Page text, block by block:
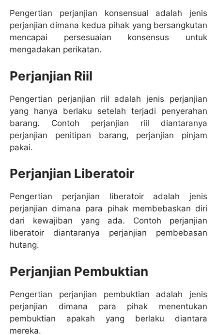
Pengertian perjanjian konsensual adalah jenis
perjanjian dimana kedua pihak yang bersangkutan
mencapai persesuaian konsensus untuk
mengadakan perikatan.
Perjanjian Riil
Pengertian perjanjian riil adalah jenis perjanjian
yang hanya berlaku setelah terjadi penyerahan
barang. Contoh perjanjian riil diantaranya
perjanjian penitipan barang, perjanjian pinjam
pakai.
Perjanjian Liberatoir
Pengertian perjanjian liberatoir adalah jenis
perjanjian dimana para pihak membebaskan diri
dari kewajiban yang ada. Contoh perjanjian
liberatoir diantaranya perjanjian pembebasan
hutang.
Perjanjian Pembuktian
Pengertian perjanjian pembuktian adalah jenis
perjanjian dimana para pihak menentukan
pembuktian apakah yang berlaku diantara
mereka.